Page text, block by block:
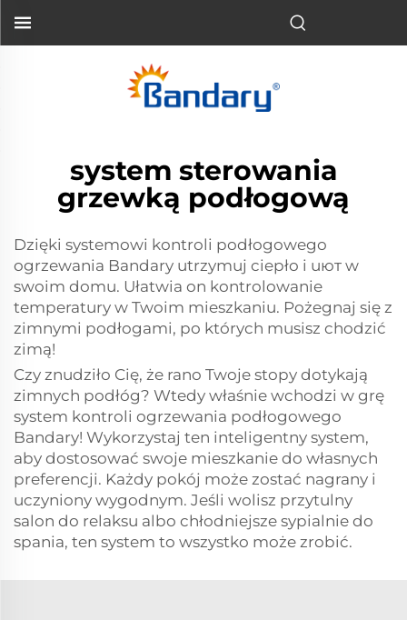
system sterowania
grzewką podłogową
Dzięki systemowi kontroli podłogowego
ogrzewania Bandary utrzymuj ciepło i uют w
swoim domu. Ułatwia on kontrolowanie
temperatury w Twoim mieszkaniu. Pożegnaj się z
zimnymi podłogami, po których musisz chodzić
zimą!
Czy znudziło Cię, że rano Twoje stopy dotykają
zimnych podłóg? Wtedy właśnie wchodzi w grę
system kontroli ogrzewania podłogowego
Bandary! Wykorzystaj ten inteligentny system,
aby dostosować swoje mieszkanie do własnych
preferencji. Każdy pokój może zostać nagrany i
uczyniony wygodnym. Jeśli wolisz przytulny
salon do relaksu albo chłodniejsze sypialnie do
spania, ten system to wszystko może zrobić.